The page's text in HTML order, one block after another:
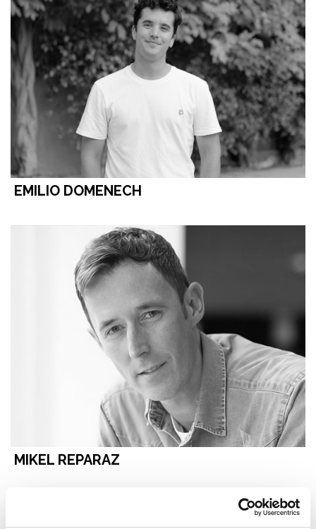
EMILIO DOMENECH
MIKEL REPARAZ